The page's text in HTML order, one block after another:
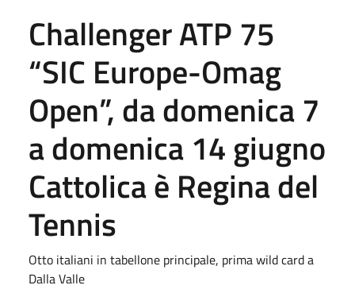
Challenger ATP 75
“SIC Europe-Omag
Open”, da domenica 7
a domenica 14 giugno
Cattolica è Regina del
Tennis
Otto italiani in tabellone principale, prima wild card a
Dalla Valle